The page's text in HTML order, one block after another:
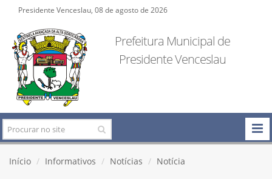
Presidente Venceslau, 08 de agosto de 2026
Prefeitura Municipal de
Presidente Venceslau
Início Informativos Notícias Notícia